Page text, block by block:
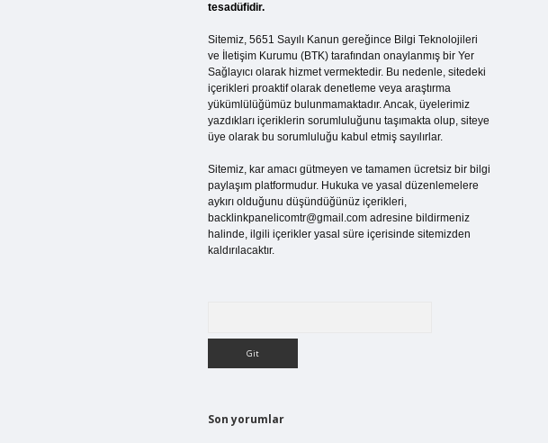
tesadüfidir.
Sitemiz, 5651 Sayılı Kanun gereğince Bilgi Teknolojileri
ve İletişim Kurumu (BTK) tarafından onaylanmış bir Yer
Sağlayıcı olarak hizmet vermektedir. Bu nedenle, sitedeki
içerikleri proaktif olarak denetleme veya araştırma
yükümlülüğümüz bulunmamaktadır. Ancak, üyelerimiz
yazdıkları içeriklerin sorumluluğunu taşımakta olup, siteye
üye olarak bu sorumluluğu kabul etmiş sayılırlar.
Sitemiz, kar amacı gütmeyen ve tamamen ücretsiz bir bilgi
paylaşım platformudur. Hukuka ve yasal düzenlemelere
aykırı olduğunu düşündüğünüz içerikleri,
backlinkpanelicomtr@gmail.comadresine bildirmeniz
halinde, ilgili içerikler yasal süre içerisinde sitemizden
kaldırılacaktır.
Son yorumlar